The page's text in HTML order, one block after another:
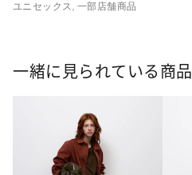
ユニセックス, 一部店舗商品
一緒に見られている商品